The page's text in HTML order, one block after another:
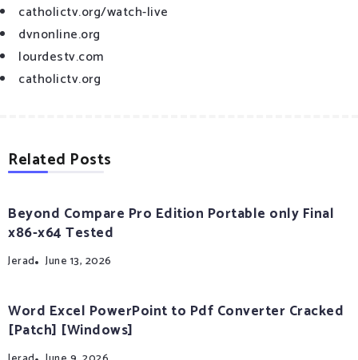
catholictv.org/watch-live
dvnonline.org
lourdestv.com
catholictv.org
Related Posts
Beyond Compare Pro Edition Portable only Final
x86-x64 Tested
Jerad June 13, 2026
Word Excel PowerPoint to Pdf Converter Cracked
[Patch] [Windows]